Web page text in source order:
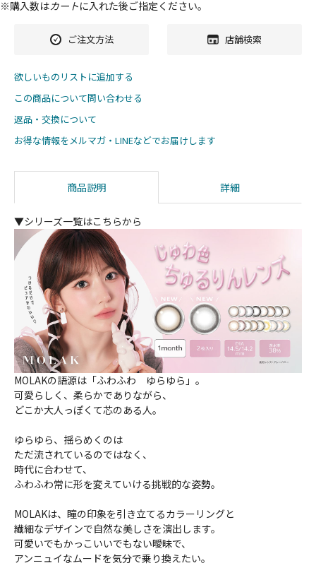
※購入数はカートに入れた後ご指定ください。
ご注文方法 店舗検索
欲しいものリストに追加する
この商品について問い合わせる
返品・交換について
お得な情報をメルマガ・LINEなどでお届けします
商品説明 詳細
▼シリーズ一覧はこちらから
MOLAKの語源は「ふわふわ ゆらゆら」。
可愛らしく、柔らかでありながら、
どこか大人っぽくて芯のある人。
ゆらゆら、揺らめくのは
ただ流されているのではなく、
時代に合わせて、
ふわふわ常に形を変えていける挑戦的な姿勢。
MOLAKは、瞳の印象を引き立てるカラーリングと
繊細なデザインで自然な美しさを演出します。
可愛いでもかっこいいでもない曖昧で、
アンニュイなムードを気分で乗り換えたい。